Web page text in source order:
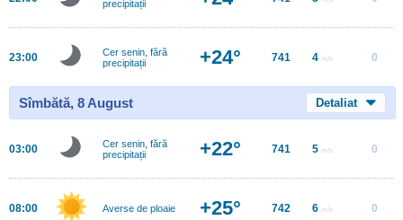
precipitații
23:00
Cer senin, fără
precipitații
+24° 741 4 m/s 0
Sîmbătă, 8 August Detaliat
03:00
Cer senin, fără
precipitații
+22° 741 5 m/s 0
08:00 Averse de ploaie +25° 742 6 m/s 0